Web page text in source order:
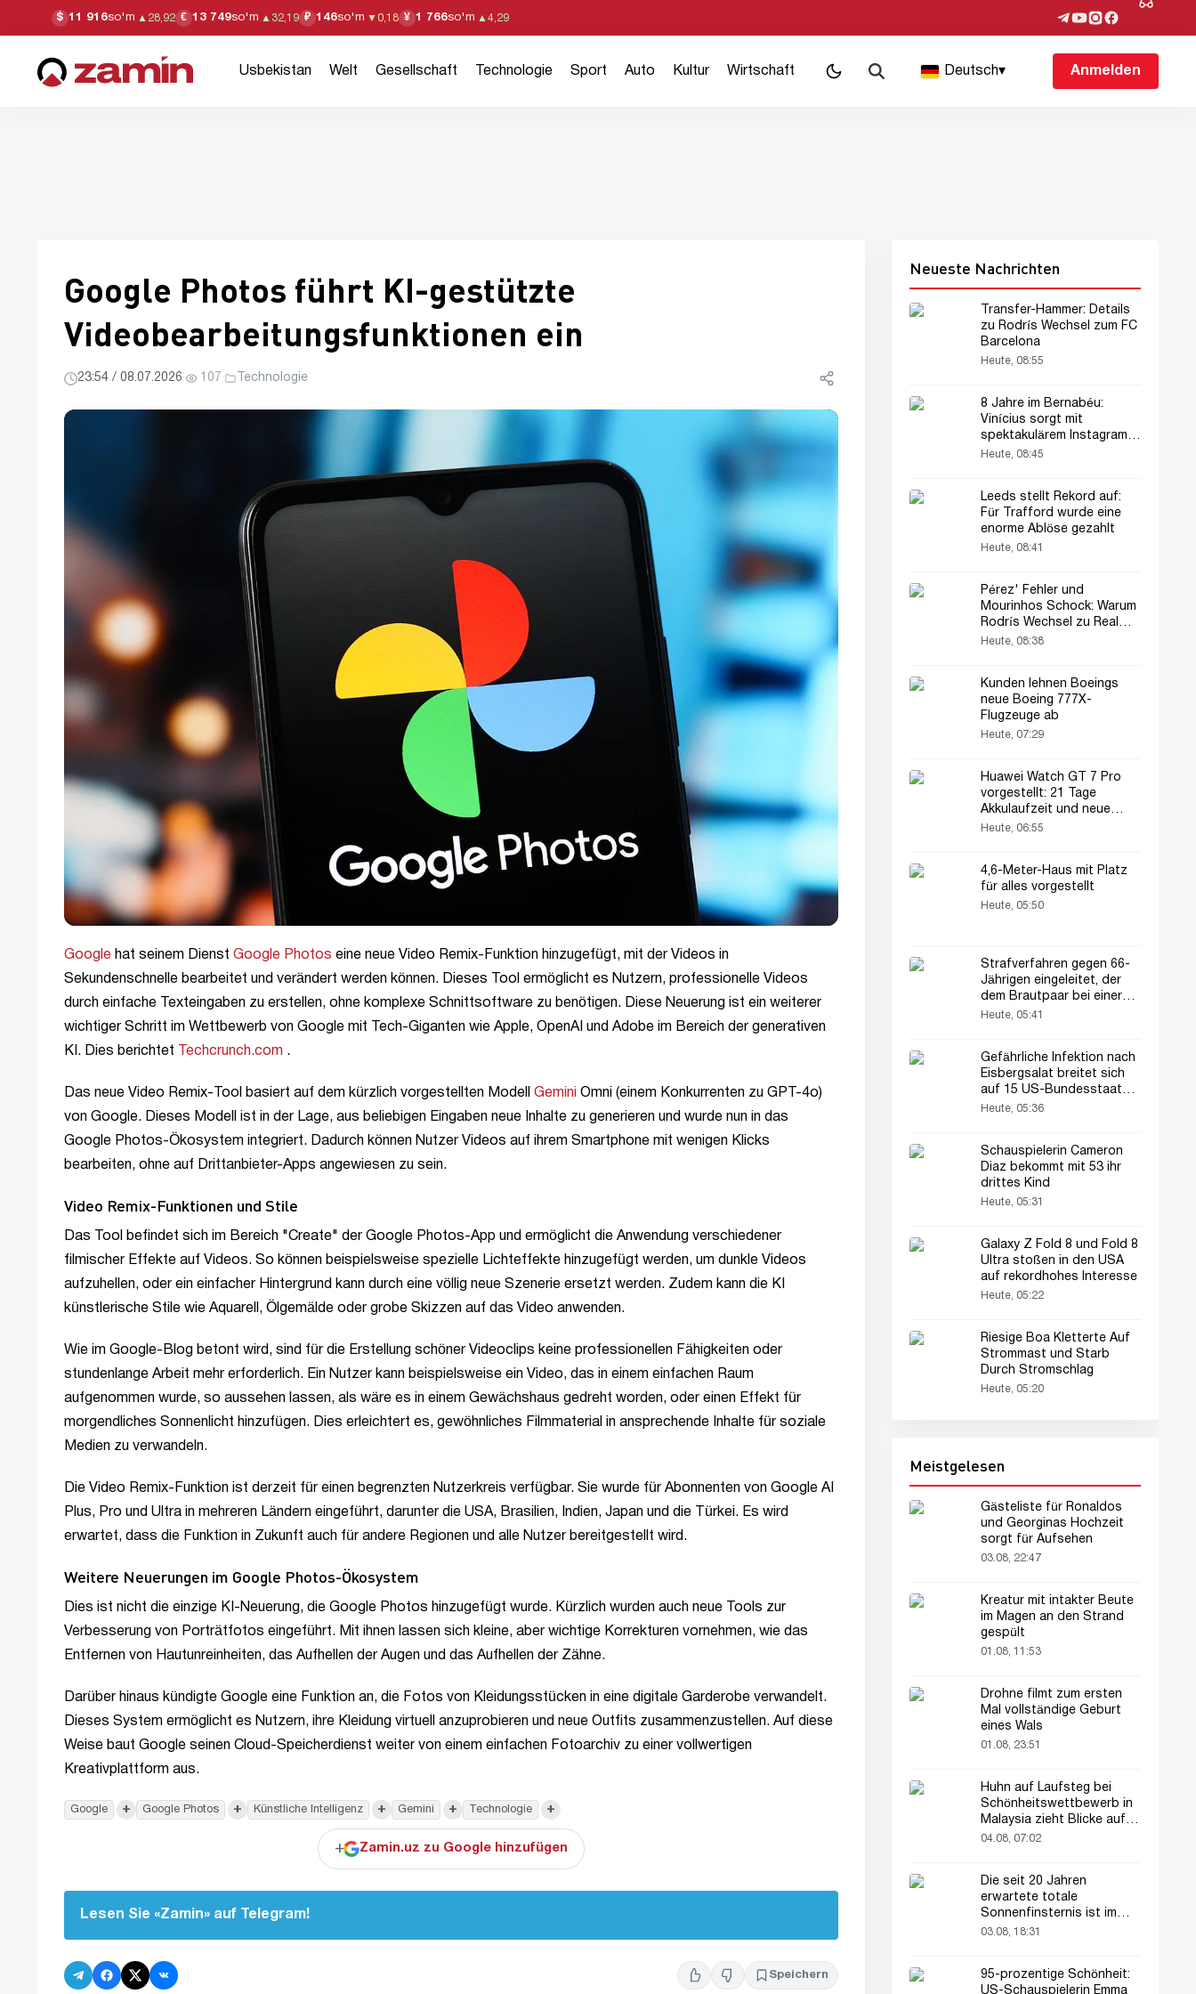
$ 11 916so'm ▲ 28,92 € 13 749so'm ▲ 32,19 ₽ 146so'm ▼ 0,18 ¥ 1 766so'm ▲ 4,29
Usbekistan Welt Gesellschaft Technologie Sport Auto Kultur Wirtschaft Deutsch▾ Anmelden
Google Photos führt KI-gestützte
Videobearbeitungsfunktionen ein
23:54 / 08.07.2026· 107 · Technologie
Google hat seinem Dienst Google Photos eine neue Video Remix-Funktion hinzugefügt, mit der Videos in
Sekundenschnelle bearbeitet und verändert werden können. Dieses Tool ermöglicht es Nutzern, professionelle Videos
durch einfache Texteingaben zu erstellen, ohne komplexe Schnittsoftware zu benötigen. Diese Neuerung ist ein weiterer
wichtiger Schritt im Wettbewerb von Google mit Tech-Giganten wie Apple, OpenAI und Adobe im Bereich der generativen
KI. Dies berichtet
Techcrunch.com .
Das neue Video Remix-Tool basiert auf dem kürzlich vorgestellten Modell Gemini Omni (einem Konkurrenten zu GPT-4o)
von Google. Dieses Modell ist in der Lage, aus beliebigen Eingaben neue Inhalte zu generieren und wurde nun in das
Google Photos-Ökosystem integriert. Dadurch können Nutzer Videos auf ihrem Smartphone mit wenigen Klicks
bearbeiten, ohne auf Drittanbieter-Apps angewiesen zu sein.
Video Remix-Funktionen und Stile
Das Tool befindet sich im Bereich "Create" der Google Photos-App und ermöglicht die Anwendung verschiedener
filmischer Effekte auf Videos. So können beispielsweise spezielle Lichteffekte hinzugefügt werden, um dunkle Videos
aufzuhellen, oder ein einfacher Hintergrund kann durch eine völlig neue Szenerie ersetzt werden. Zudem kann die KI
künstlerische Stile wie Aquarell, Ölgemälde oder grobe Skizzen auf das Video anwenden.
Wie im Google-Blog betont wird, sind für die Erstellung schöner Videoclips keine professionellen Fähigkeiten oder
stundenlange Arbeit mehr erforderlich. Ein Nutzer kann beispielsweise ein Video, das in einem einfachen Raum
aufgenommen wurde, so aussehen lassen, als wäre es in einem Gewächshaus gedreht worden, oder einen Effekt für
morgendliches Sonnenlicht hinzufügen. Dies erleichtert es, gewöhnliches Filmmaterial in ansprechende Inhalte für soziale
Medien zu verwandeln.
Die Video Remix-Funktion ist derzeit für einen begrenzten Nutzerkreis verfügbar. Sie wurde für Abonnenten von Google AI
Plus, Pro und Ultra in mehreren Ländern eingeführt, darunter die USA, Brasilien, Indien, Japan und die Türkei. Es wird
erwartet, dass die Funktion in Zukunft auch für andere Regionen und alle Nutzer bereitgestellt wird.
Weitere Neuerungen im Google Photos-Ökosystem
Dies ist nicht die einzige KI-Neuerung, die Google Photos hinzugefügt wurde. Kürzlich wurden auch neue Tools zur
Verbesserung von Porträtfotos eingeführt. Mit ihnen lassen sich kleine, aber wichtige Korrekturen vornehmen, wie das
Entfernen von Hautunreinheiten, das Aufhellen der Augen und das Aufhellen der Zähne.
Darüber hinaus kündigte Google eine Funktion an, die Fotos von Kleidungsstücken in eine digitale Garderobe verwandelt.
Dieses System ermöglicht es Nutzern, ihre Kleidung virtuell anzuprobieren und neue Outfits zusammenzustellen. Auf diese
Weise baut Google seinen Cloud-Speicherdienst weiter von einem einfachen Fotoarchiv zu einer vollwertigen
Kreativplattform aus.
Google + Google Photos + Künstliche Intelligenz + Gemini + Technologie +
+ Zamin.uz zu Google hinzufügen
Lesen Sie «Zamin» auf Telegram!
Speichern
Neueste Nachrichten
Transfer-Hammer: Details
zu Rodrís Wechsel zum FC
Barcelona
Heute, 08:55
8 Jahre im Bernabéu:
Vinícius sorgt mit
spektakulärem Instagram-
Post für Aufsehen…
Heute, 08:45
Leeds stellt Rekord auf:
Für Trafford wurde eine
enorme Ablöse gezahlt
Heute, 08:41
Pérez' Fehler und
Mourinhos Schock: Warum
Rodrís Wechsel zu Real
Madrid platzte
Heute, 08:38
Kunden lehnen Boeings
neue Boeing 777X-
Flugzeuge ab
Heute, 07:29
Huawei Watch GT 7 Pro
vorgestellt: 21 Tage
Akkulaufzeit und neue
Funktionen
Heute, 06:55
4,6-Meter-Haus mit Platz
für alles vorgestellt
Heute, 05:50
Strafverfahren gegen 66-
Jährigen eingeleitet, der
dem Brautpaar bei einer
Hochzeit gratulierte
Heute, 05:41
Gefährliche Infektion nach
Eisbergsalat breitet sich
auf 15 US-Bundesstaaten
aus
Heute, 05:36
Schauspielerin Cameron
Diaz bekommt mit 53 ihr
drittes Kind
Heute, 05:31
Galaxy Z Fold 8 und Fold 8
Ultra stoßen in den USA
auf rekordhohes Interesse
Heute, 05:22
Riesige Boa Kletterte Auf
Strommast und Starb
Durch Stromschlag
Heute, 05:20
Meistgelesen
Gästeliste für Ronaldos
und Georginas Hochzeit
sorgt für Aufsehen
03.08, 22:47
Kreatur mit intakter Beute
im Magen an den Strand
gespült
01.08, 11:53
Drohne filmt zum ersten
Mal vollständige Geburt
eines Wals
01.08, 23:51
Huhn auf Laufsteg bei
Schönheitswettbewerb in
Malaysia zieht Blicke auf
sich
04.08, 07:02
Die seit 20 Jahren
erwartete totale
Sonnenfinsternis ist im
August zu sehen
03.08, 18:31
95-prozentige Schönheit:
US-Schauspielerin Emma